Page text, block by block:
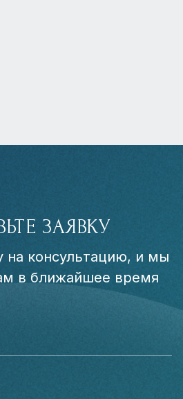
ЗАЯВКУ
на консультацию, и мы
в ближайшее время